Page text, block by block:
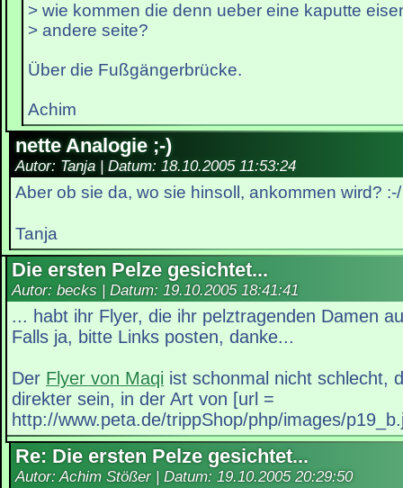
> wie kommen die denn ueber eine kaputte
> andere seite?
Über die Fußgängerbrücke.
Achim
nette Analogie ;-)
Autor: Tanja | Datum: 18.10.2005 11:53:24
Aber ob sie da, wo sie hinsoll, ankommen wird? :-/
Tanja
Die ersten Pelze gesichtet...
Autor: becks | Datum: 19.10.2005 18:41:41
... habt ihr Flyer, die ihr pelztragenden Damen
Falls ja, bitte Links posten, danke...
Der Flyer von Maqi ist schonmal nicht schlecht,
direkter sein, in der Art von [url =
http://www.peta.de/trippShop/php/images/
Re: Die ersten Pelze gesichtet...
Autor: Achim Stößer | Datum: 19.10.2005 20:29:50